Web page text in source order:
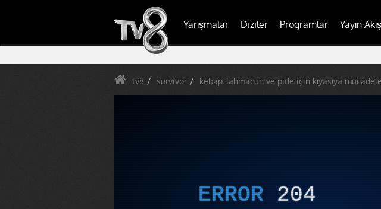
Yarışmalar Diziler Programlar Yayın
tv8 survivor kebap, lahmacun ve pide için kıyasıya mücadele
ERROR 204